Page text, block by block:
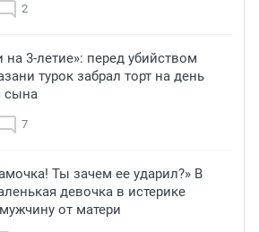
2
на 3-летие»: перед убийством
турок забрал торт на день
сына
7
Ты зачем ее ударил?» В
девочка в истерике
от матери